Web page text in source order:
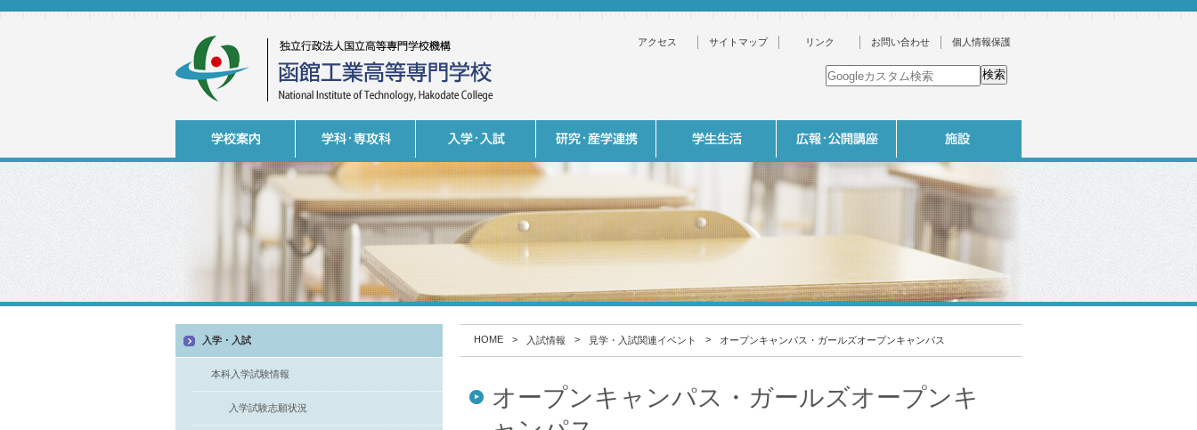
個人情報保護
お問い合わせ
リンク
サイトマップ
アクセス
HOME > 入試情報 > 見学・入試関連イベント > オープンキャンパス・ガールズオープンキャンパス
オープンキャンパス・ガールズオープンキ
入学・入試
本科入学試験情報
入学試験志願状況